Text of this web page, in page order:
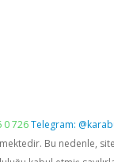
0 726Telegram:
Bu nedenle,